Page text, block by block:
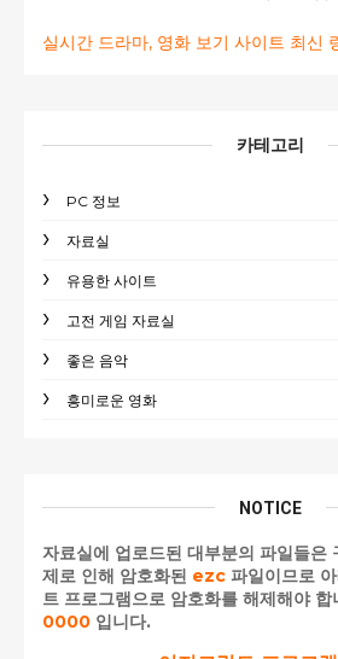
실시간 드라마, 영화 보기 사이트 최신
카테고리
PC 정보
자료실
유용한 사이트
고전 게임 자료실
좋은 음악
흥미로운 영화
NOTICE
자료실에 업로드된 대부분의 파일들은
제로 인해 암호화된 ezc 파일이므로
트 프로그램으로 암호화를 해제해야 합
0000 입니다.